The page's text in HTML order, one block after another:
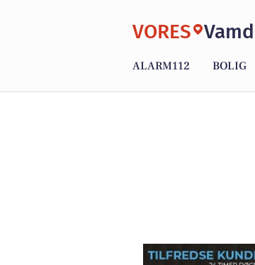
VORES
ALARM112 BOLIG